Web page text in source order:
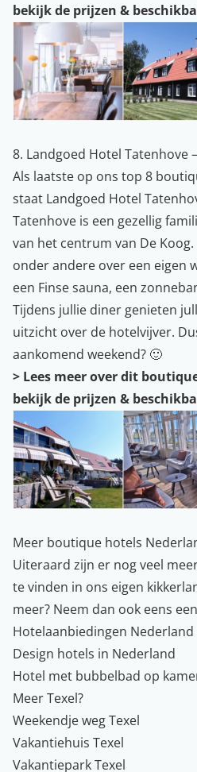
bekijk de prijzen &
8. Landgoed Hotel Tatenhove
Als laatste op ons top 8
staat Landgoed Hotel
Tatenhove is een gezellig
van het centrum van De
onder andere over een eigen
een Finse sauna, een
Tijdens jullie diner genieten
uitzicht over de hotelvijver.
aankomend weekend? 🙂
> Lees meer over dit
bekijk de prijzen &
Meer boutique hotels
Uiteraard zijn er nog veel
te vinden in ons eigen
meer? Neem dan ook eens
Hotelaanbiedingen Nederland
Design hotels in Nederland
Hotel met bubbelbad op
Meer Texel?
Weekendje weg Texel
Vakantiehuis Texel
Vakantiepark Texel